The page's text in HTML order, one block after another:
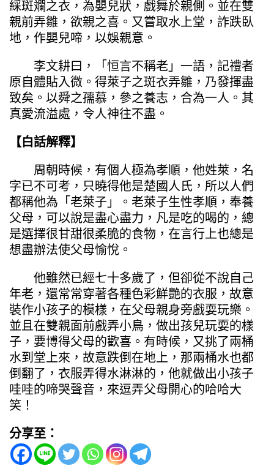
綵斑斕之衣，為嬰兒狀，戲舞於親側。並在雙
親前弄雛，欲親之喜。又嘗取水上堂，詐跌臥
地，作嬰兒啼，以娛親意。
李文耕曰，「恒言不稱老」一語，記禮者
原自體貼入微。得萊子之斑衣弄雛，乃發揮盡
致矣。以舜之孺慕，參之養志，合為一人。其
真愛流溢處，令人神往不盡。
【白話解釋】
周朝時候，有個人極為孝順，他姓萊，名
字已不可考，只曉得他是楚國人氏，所以人們
都稱他為「老萊子」。老萊子生性孝順，奉養
父母，可以說是盡心盡力，凡是吃的喝的，總
是選擇很甘甜很柔脆的食物，在言行上也總是
想盡辦法使父母愉悅。
他雖然已經七十多歲了，但卻從不說自己
年老，還常常穿著各種色彩鮮艷的衣服，故意
裝作小孩子的模樣，在父母親身旁戲耍玩樂。
並且在雙親面前戲弄小鳥，做出孩兒玩耍的樣
子，要博得父母的歡喜。有時候，又挑了兩桶
水到堂上來，故意跌倒在地上，那兩桶水也都
倒翻了，衣服弄得水淋淋的，他就做出小孩子
哇哇的啼哭聲音，來逗弄父母開心的哈哈大
笑！
分享至：